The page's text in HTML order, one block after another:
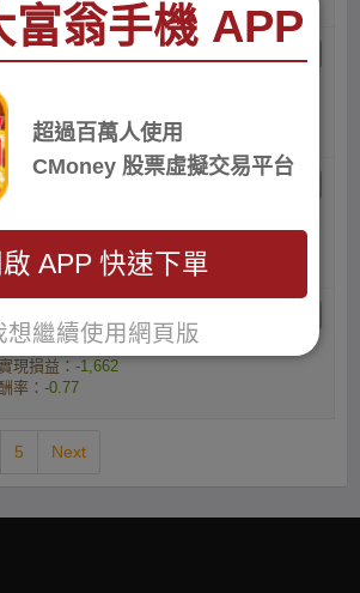
的小資族
數量(張) ：1
現損益：
率：7.07
L Chen的小資族
現損益：436
率：2.29
俊宇的小宇
數量(張) ：11
現損益： -1,662
率： -0.77
5 Next
富翁手機 APP
超過百萬人使用
CMoney 股票虛擬交易平台
啟 APP 快速下單
想繼續使用網頁版